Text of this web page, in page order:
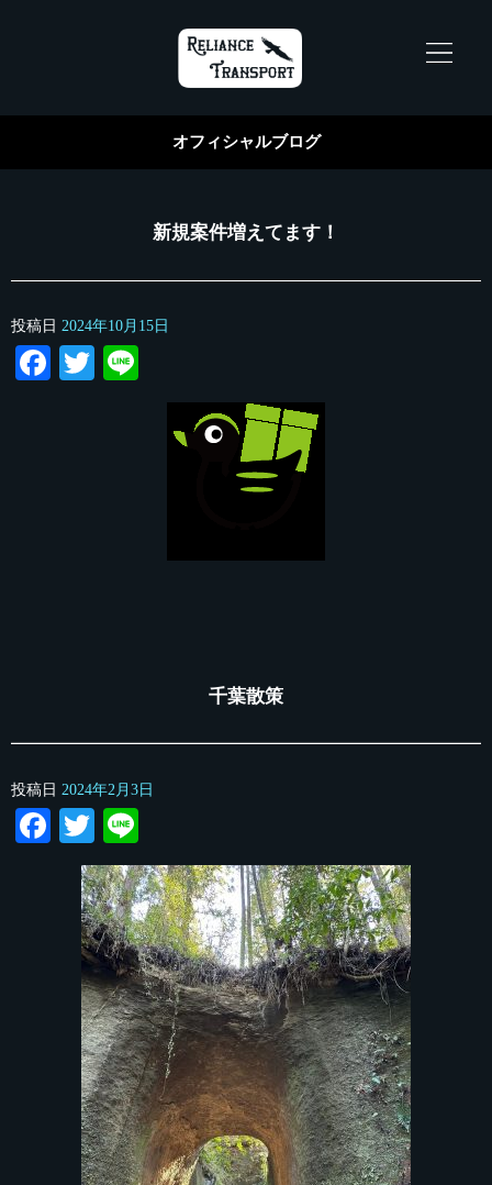
オフィシャルブログ
新規案件増えてます！
投稿日 2024年10月15日
Facebook
Twitter
千葉散策
投稿日 2024年2月3日
Facebook
Twitter